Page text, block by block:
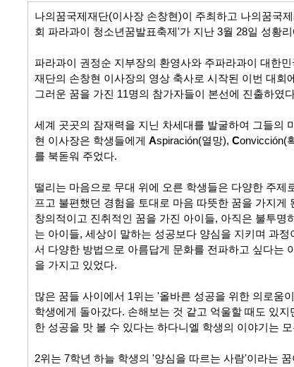
나의꿈국제재단(이사장 손창현)이 주최하고 나의꿈국
회 파라과이 청소년꿈발표축제'가 지난 3월 28일 성황
파라과이 권정순 지부장의 환영사와 주파라과이 대한
재단의 손창현 이사장의 영상 축사로 시작된 이번 대회
그러운 꿈을 가진 11명의 참가자들이 본선에 진출하였
세계 곳곳의 잠재력을 지닌 차세대를 발굴하여 그들의
현 이사장은 학생들에게 Aspiración(열망), Convicción(
를 북돋워 주었다.
떨리는 마음으로 무대 위에 오른 학생들은 다양한 주
프고 불편했던 경험을 토대로 마음 따뜻한 꿈을 가지
창의적이고 진취적인 꿈을 가진 아이들, 아직은 불투
는 아이들, 세상이 말하는 성공보다 양심을 지키며 과
서 다양한 방법으로 아름답게 문화를 전파하고 싶다는
을 가지고 있었다.
많은 꿈들 사이에서 1위는 '올바른 성공을 위한 의로
학생에게 돌아갔다. 손해보는 것 같고 억울할 때도 있
한 성공을 맛 볼 수 있다는 하다니엘 학생의 이야기는
2위는 7학년 하늘 학생의 '양심을 따르는 사람'이라는